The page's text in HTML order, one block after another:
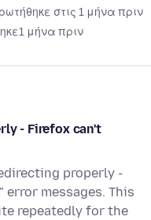
ρωτήθηκε στις 1 μήνα πριν
1 μήνα πριν
- Firefox can't
properly -
messages. This
repeatedly for the